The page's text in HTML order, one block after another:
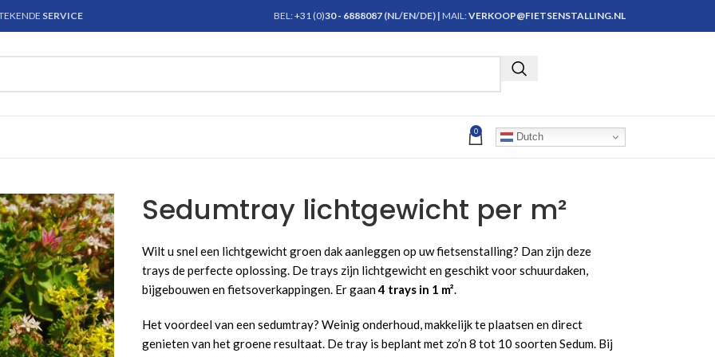
SERVICE BEL:+31 (0)30 - 6888087 (NL/EN/DE) | MAIL:VERKOOP@FIETSENSTALLING.NL
Krijg persoonlijk advies
0 Dutch
Sedumtray lichtgewicht per m²
Wilt u snel een lichtgewicht groen dak aanleggen op uw fietsenstalling? Dan zijn deze
trays de perfecte oplossing. De trays zijn lichtgewicht en geschikt voor schuurdaken,
bijgebouwen en fietsoverkappingen. Er gaan4 trays in 1 m².
Het voordeel van een sedumtray? Weinig onderhoud, makkelijk te plaatsen en direct
genieten van het groene resultaat. De tray is beplant met zo’n 8 tot 10 soorten Sedum. Bij